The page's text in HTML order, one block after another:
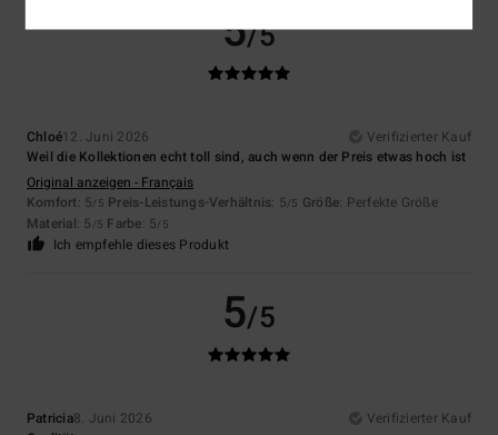
5/5
Chloé12. Juni 2026
Verifizierter Kauf
Weil die Kollektionen echt toll sind, auch wenn der Preis etwas hoch ist
Original anzeigen - Français
Komfort: 5/5 Preis-Leistungs-Verhältnis: 5/5 Größe: Perfekte Größe
Material: 5 /5 Farbe: 5/5
Ich empfehle dieses Produkt
5/5
Patricia8. Juni 2026
Verifizierter Kauf